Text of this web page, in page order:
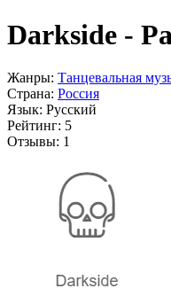
Darkside -
Жанры: Танцевальная
Страна: Россия
Язык: Русский
Рейтинг: 5
Отзывы: 1